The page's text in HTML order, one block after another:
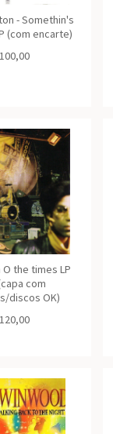
- Somethin's
(com encarte)
100,00
O the times LP
com
discos OK)
120,00